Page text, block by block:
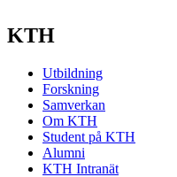
KTH
Utbildning
Forskning
Samverkan
Om KTH
Student på KTH
Alumni
KTH Intranät